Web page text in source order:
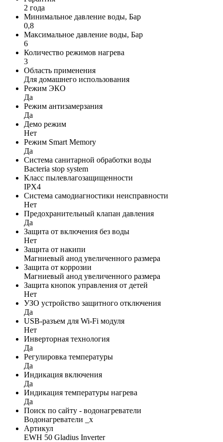
2 года
Минимальное давление воды, Бар
0,8
Максимальное давление воды, Бар
6
Количество режимов нагрева
3
Область применения
Для домашнего использования
Режим ЭКО
Да
Режим антизамерзания
Да
Демо режим
Нет
Режим Smart Memory
Да
Система санитарной обработки воды
Bacteria stop system
Класс пылевлагозащищенности
IPX4
Система самодиагностики неисправности
Нет
Предохранительный клапан давления
Да
Защита от включения без воды
Нет
Защита от накипи
Магниевый анод увеличенного размера
Защита от коррозии
Магниевый анод увеличенного размера
Защита кнопок управления от детей
Нет
УЗО устройство защитного отключения
Да
USB-разъем для Wi-Fi модуля
Нет
Инверторная технология
Да
Регулировка температуры
Да
Индикация включения
Да
Индикация температуры нагрева
Да
Поиск по сайту - водонагреватели
Водонагреватели _x
Артикул
EWH 50 Gladius Inverter